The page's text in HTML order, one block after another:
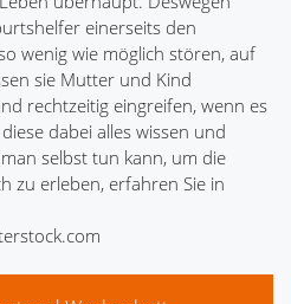
einerseits den
wenig wie möglich stören, auf
sie Mutter und Kind
rechtzeitig eingreifen, wenn es
dabei alles wissen und
selbst tun kann, um die
zu erleben, erfahren Sie in